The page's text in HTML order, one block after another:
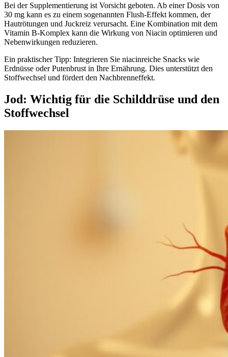
Bei der Supplementierung ist Vorsicht geboten. Ab einer Dosis von
30 mg kann es zu einem sogenannten Flush-Effekt kommen, der
Hautrötungen und Juckreiz verursacht. Eine Kombination mit dem
Vitamin B-Komplex kann die Wirkung von Niacin optimieren und
Nebenwirkungen reduzieren.
Ein praktischer Tipp: Integrieren Sie niacinreiche Snacks wie
Erdnüsse oder Putenbrust in Ihre Ernährung. Dies unterstützt den
Stoffwechsel und fördert den Nachbrenneffekt.
Jod: Wichtig für die Schilddrüse und den
Stoffwechsel